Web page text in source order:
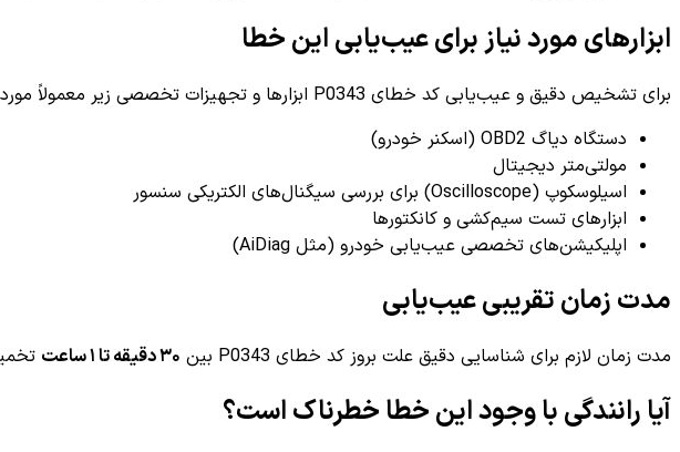
ابزارهای مورد نیاز برای عیب‌یابی این خطا
برای تشخیص دقیق و عیب‌یابی کد خطای P0343 ابزارها و تجهیزات تخصصی زیر معمولاً مورد استفاده قرار می‌گیرند:
دستگاه دیاگ OBD2 (اسکنر خودرو)
مولتی‌متر دیجیتال
اسیلوسکوپ (Oscilloscope) برای بررسی سیگنال‌های الکتریکی سنسور
ابزارهای تست سیم‌کشی و کانکتورها
اپلیکیشن‌های تخصصی عیب‌یابی خودرو (مثل AiDiag)
مدت زمان تقریبی عیب‌یابی
مدت زمان لازم برای شناسایی دقیق علت بروز کد خطای P0343 بین ۳۰ دقیقه تا ۱ ساعت
آیا رانندگی با وجود این خطا خطرناک است؟